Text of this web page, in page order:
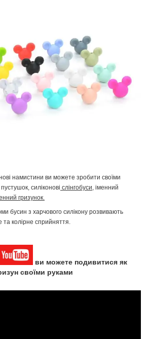
намистини ви можете зробити своїми
силіконові слінгобуси, іменний
гризунок.
бусин з харчового силікону розвивають
та колірне сприйняття.
ви можете подивитися як
своїми руками